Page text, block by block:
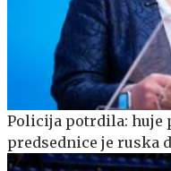
Policija potrdila: huje
predsednice je ruska